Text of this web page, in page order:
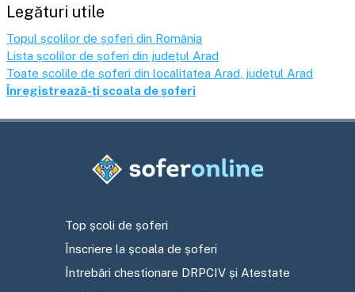
Legături utile
Topul școlilor de șoferi din România
Lista școlilor de șoferi din județul Arad
Toate școlile de șoferi din localitatea Arad , județul Arad
Înregistrează-ți școala de șoferi
Top școli de șoferi
Înscriere la școala de șoferi
Întrebări chestionare DRPCIV și Atestate